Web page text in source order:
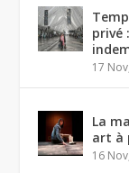
privé
17
La
art à
16